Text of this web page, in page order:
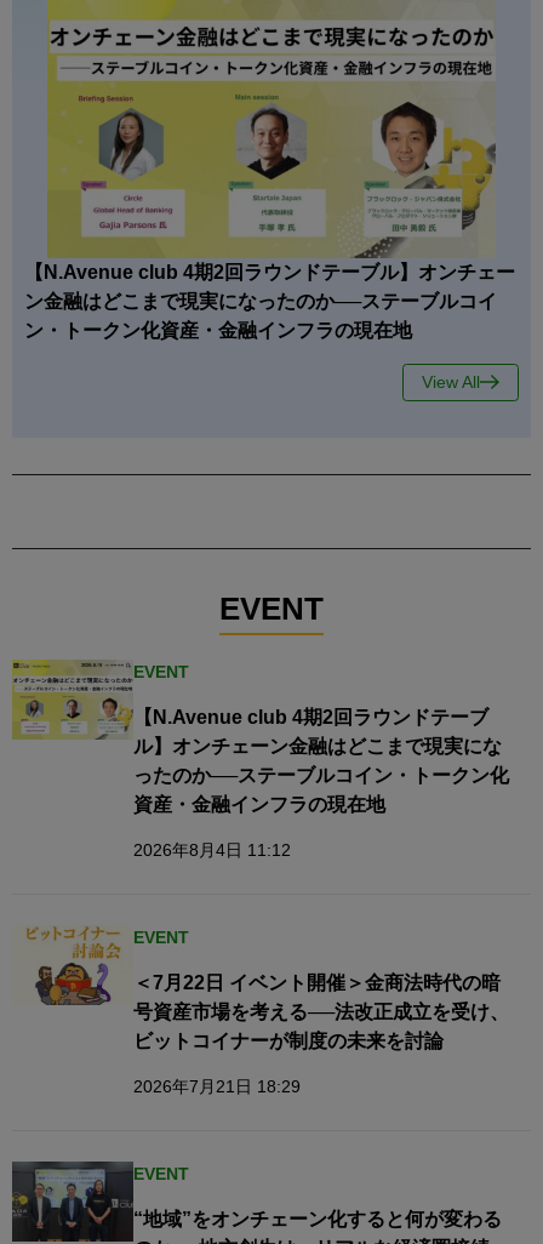
【N.Avenue club 4期2回ラウンドテーブル】オンチェー
ン金融はどこまで現実になったのか──ステーブルコイ
ン・トークン化資産・金融インフラの現在地
View All
EVENT
EVENT
【N.Avenue club 4期2回ラウンドテーブ
ル】オンチェーン金融はどこまで現実にな
ったのか──ステーブルコイン・トークン化
資産・金融インフラの現在地
2026年8月4日 11:12
EVENT
＜7月22日 イベント開催＞金商法時代の暗
号資産市場を考える──法改正成立を受け、
ビットコイナーが制度の未来を討論
2026年7月21日 18:29
EVENT
“地域”をオンチェーン化すると何が変わる